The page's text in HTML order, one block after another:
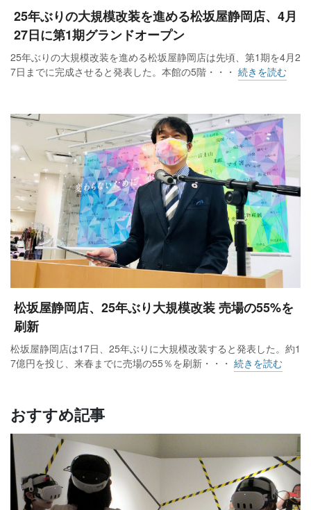
25年ぶりの大規模改装を進める松坂屋静岡店、4月
27日に第1期グランドオープン
25年ぶりの大規模改装を進める松坂屋静岡店は先頃、第1期を4月2
7日までに完成させると発表した。本館の5階・・・ 続きを読む
松坂屋静岡店、25年ぶり大規模改装 売場の55%を
刷新
松坂屋静岡店は17日、25年ぶりに大規模改装すると発表した。約1
7億円を投じ、来春までに売場の55％を刷新・・・ 続きを読む
おすすめ記事